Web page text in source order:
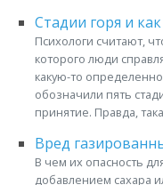
Стадии горя и
Психологи считают,
которого люди
какую-то
обозначили пять
принятие. Правда,
Вред
В чем их опасность
добавлением сахара